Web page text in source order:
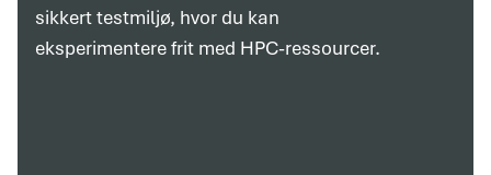
sikkert testmiljø, hvor du kan
eksperimentere frit med HPC-ressourcer.